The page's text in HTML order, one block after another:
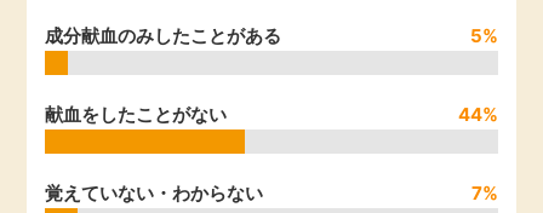
モニター
ポイ活お得情報
進学・教育
美容・健康
成分献血のみしたことがある 5%
献血をしたことがない 44%
覚えていない・わからない 7%